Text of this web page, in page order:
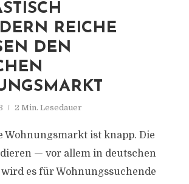
REICHE
DEN
2 Min. Lesedauer
Wohnungsmarkt ist knapp. Die
— vor allem in deutschen
es für Wohnungssuchende